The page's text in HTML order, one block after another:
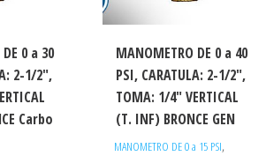
0 a 30
2-1/2″,
Carbo
MANOMETRO DE 0 a 40
PSI, CARATULA: 2-1/2″,
TOMA: 1/4″ VERTICAL
(T. INF) BRONCE GEN
MANOMETRO DE 0 a 15 PSI,